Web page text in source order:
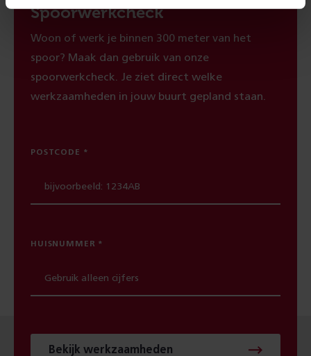
Spoorwerkcheck
Woon of werk je binnen 300 meter van het
spoor? Maak dan gebruik van onze
spoorwerkcheck. Je ziet direct welke
werkzaamheden in jouw buurt gepland staan.
POSTCODE
HUISNUMMER
Bekijk werkzaamheden